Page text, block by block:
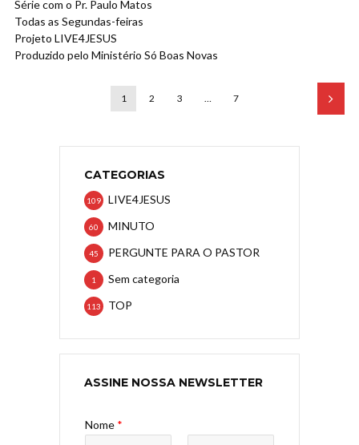
Série com o Pr. Paulo Matos
Todas as Segundas-feiras
Projeto LIVE4JESUS
Produzido pelo Ministério Só Boas Novas
1 2 3 … 7
CATEGORIAS
LIVE4JESUS
109
MINUTO
60
PERGUNTE PARA O PASTOR
45
Sem categoria
1
TOP
113
ASSINE NOSSA NEWSLETTER
Nome *